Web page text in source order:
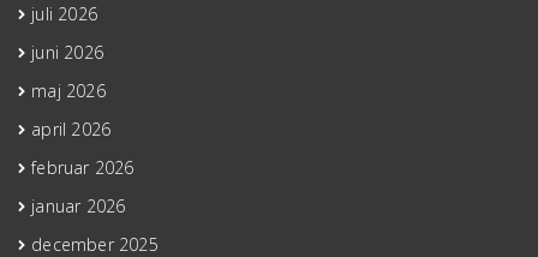
juli 2026
juni 2026
maj 2026
april 2026
februar 2026
januar 2026
december 2025